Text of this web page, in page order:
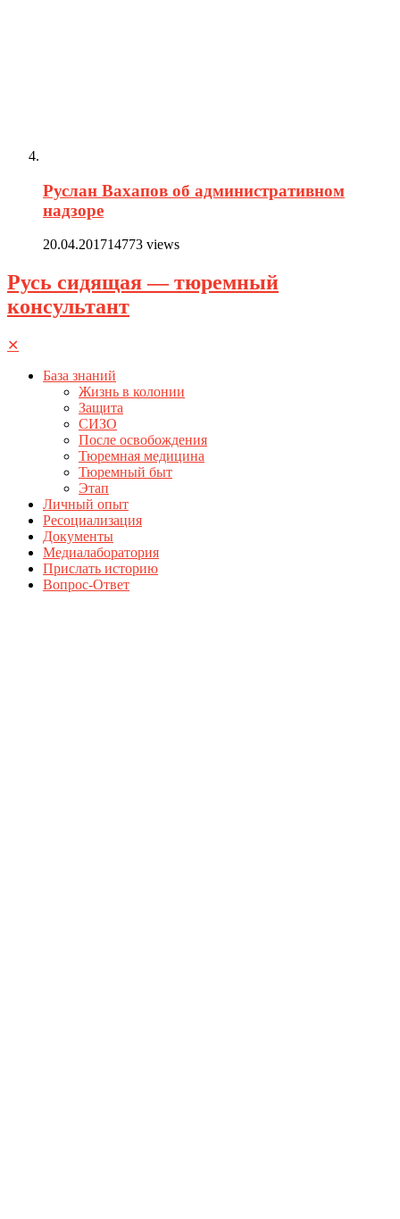
Руслан Вахапов об административном
надзоре
20.04.201714773 views
Русь сидящая — тюремный
консультант
✕
База знаний
Жизнь в колонии
Защита
СИЗО
После освобождения
Тюремная медицина
Тюремный быт
Этап
Личный опыт
Ресоциализация
Документы
Медиалаборатория
Прислать историю
Вопрос-Ответ